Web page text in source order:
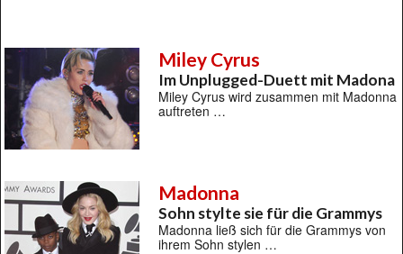
Miley Cyrus
Im Unplugged-Duett mit Madona
Miley Cyrus wird zusammen mit Madonna
auftreten …
Madonna
Sohn stylte sie für die Grammys
Madonna ließ sich für die Grammys von
ihrem Sohn stylen …